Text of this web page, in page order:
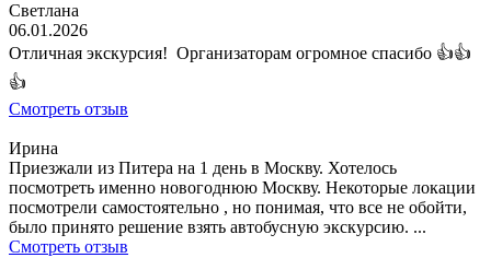
Светлана
06.01.2026
Отличная экскурсия! Организаторам огромное спасибо 👍👍
👍
Смотреть отзыв
Ирина
Приезжали из Питера на 1 день в Москву. Хотелось
посмотреть именно новогоднюю Москву. Некоторые локации
посмотрели самостоятельно , но понимая, что все не обойти,
было принято решение взять автобусную экскурсию. ...
Смотреть отзыв